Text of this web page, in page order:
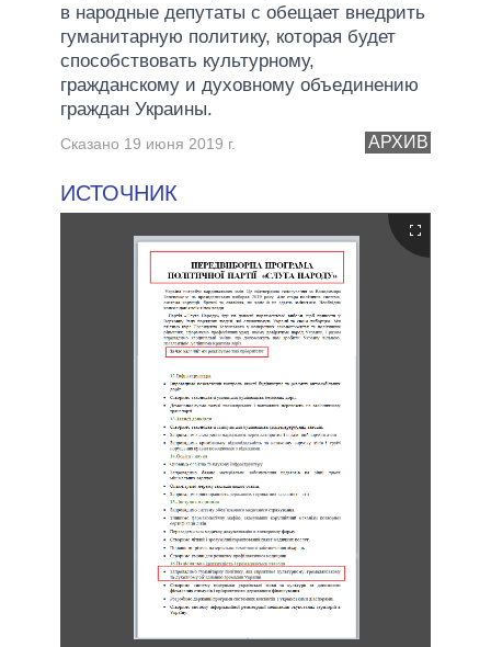
в народные депутаты с обещает внедрить
гуманитарную политику, которая будет
способствовать культурному,
гражданскому и духовному объединению
граждан Украины.
АРХИВ
Сказано 19 июня 2019 г.
ИСТОЧНИК